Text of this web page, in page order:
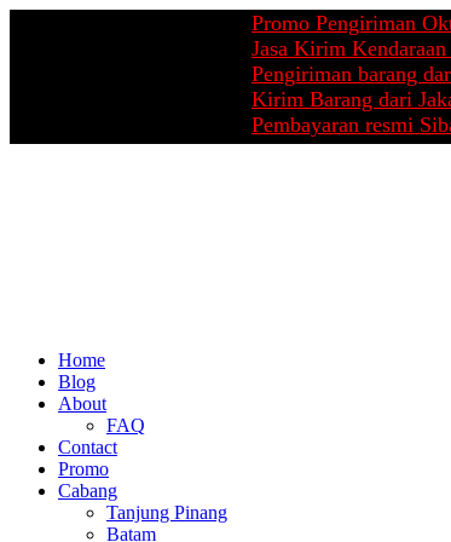
Promo Pengiriman Oktober
Jasa Kirim Kendaraan
Pengiriman barang dari
Kirim Barang dari Jakarta
Pembayaran resmi Siba
Home
Blog
About
FAQ
Contact
Promo
Cabang
Tanjung Pinang
Batam